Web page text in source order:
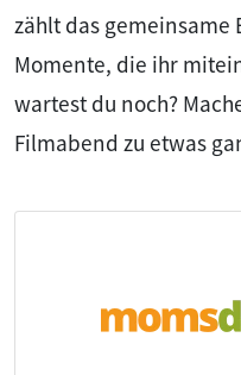
zählt das gemeinsame
Momente, die ihr
wartest du noch?
Filmabend zu etwas